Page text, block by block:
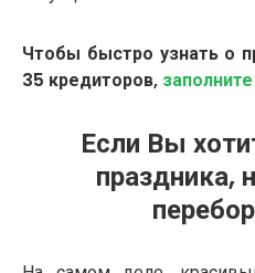
Чтобы быстро узнать о
35 кредиторов,
Если Вы
праздника,